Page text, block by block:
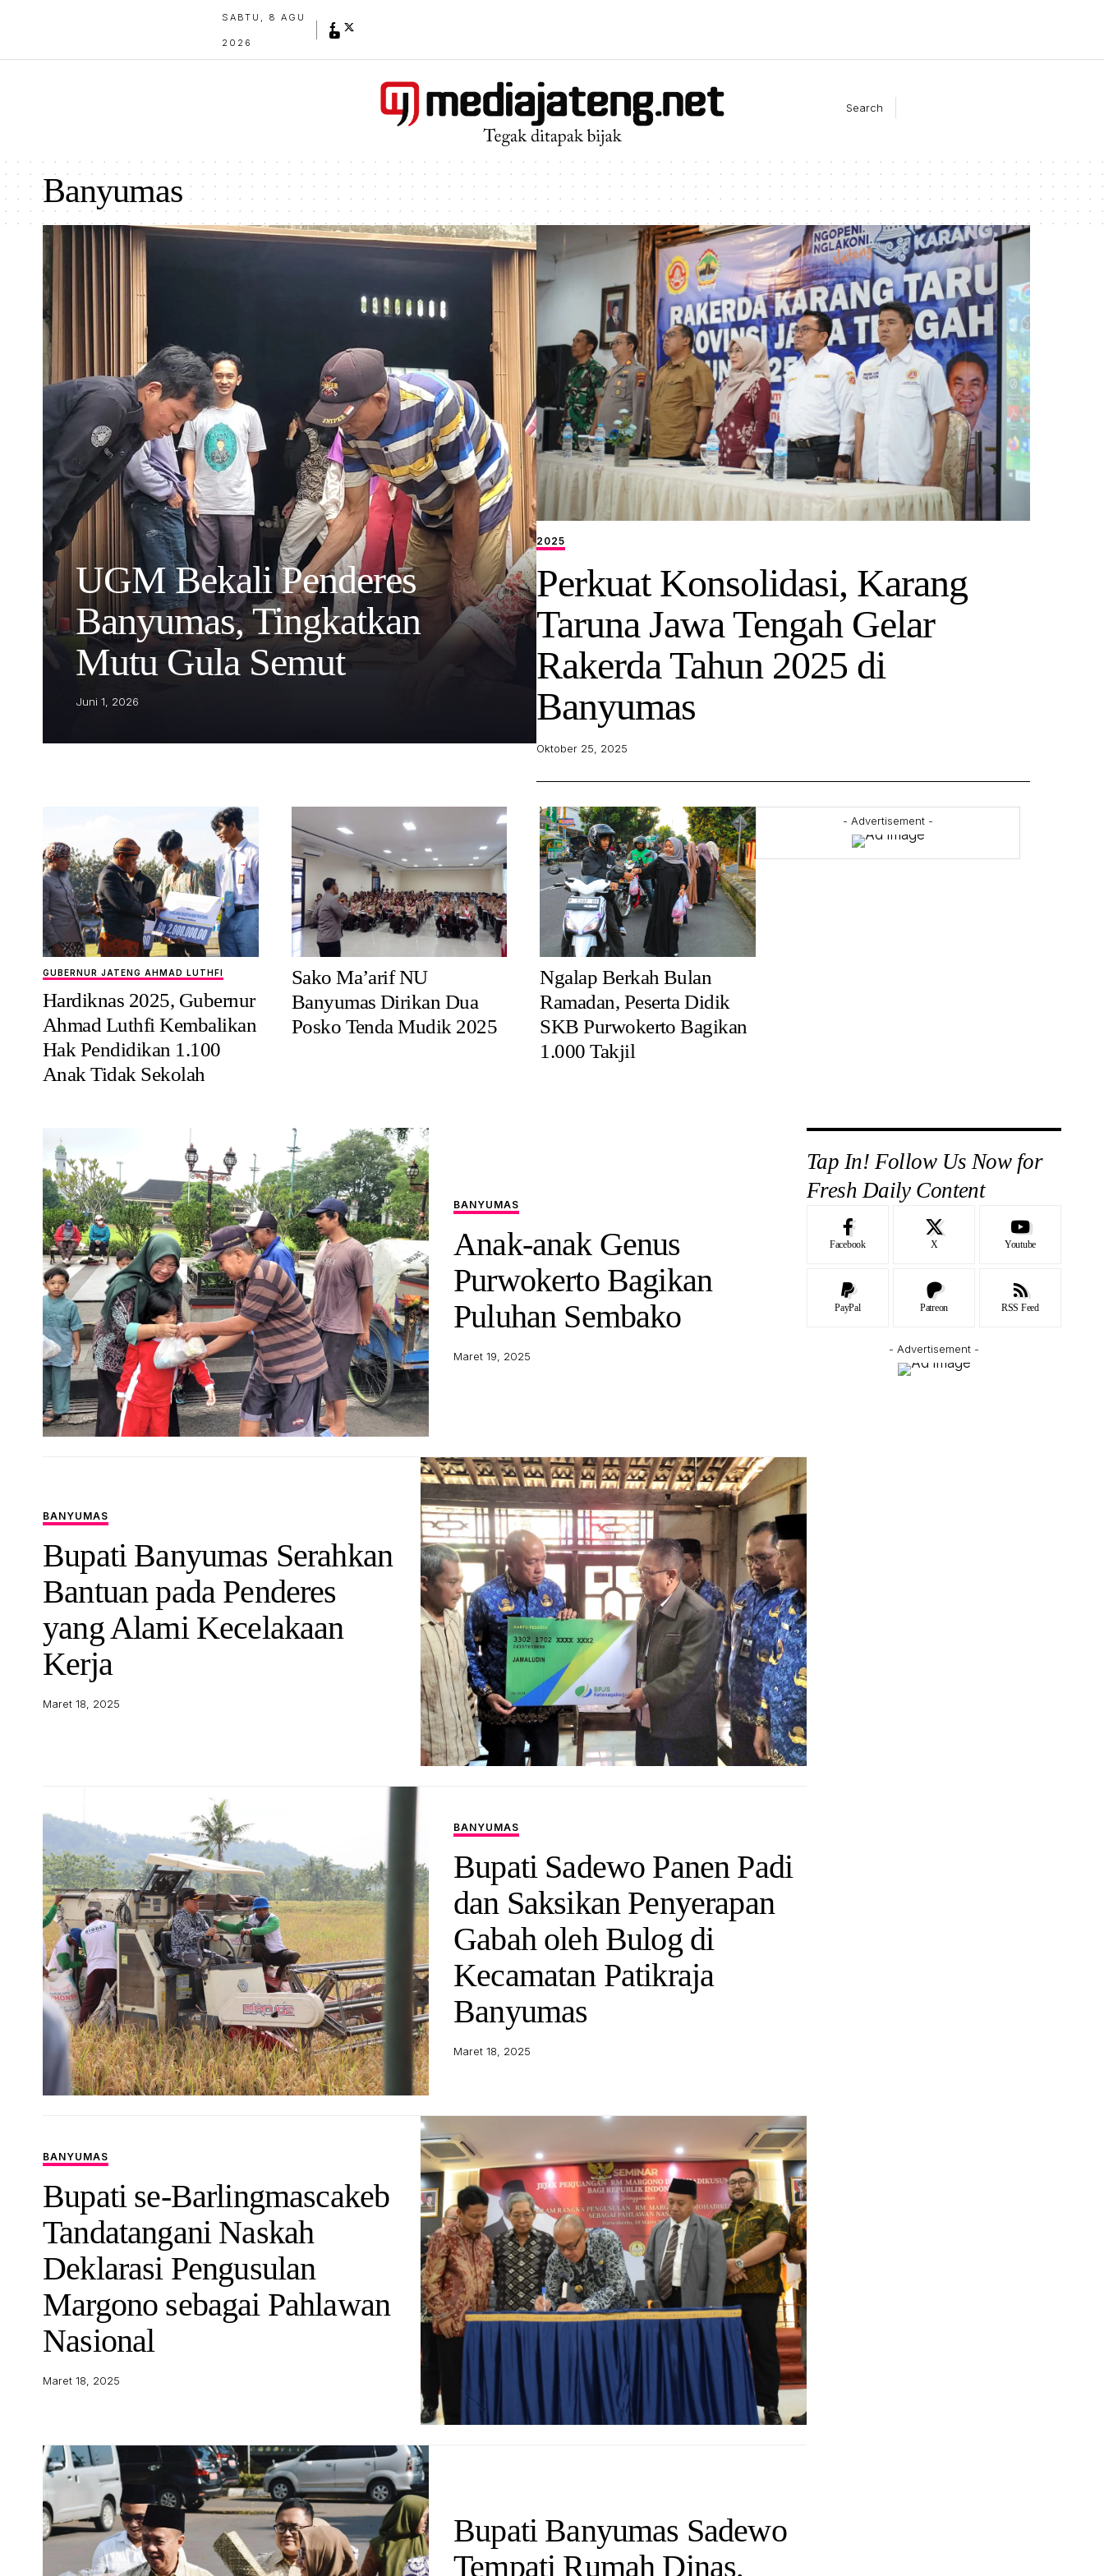
SABTU, 8 AGU
2026
Search
Banyumas
UGM Bekali Penderes
Banyumas, Tingkatkan
Mutu Gula Semut
Juni 1, 2026
2025
Perkuat Konsolidasi, Karang
Taruna Jawa Tengah Gelar
Rakerda Tahun 2025 di
Banyumas
Oktober 25, 2025
GUBERNUR JATENG AHMAD LUTHFI
Hardiknas 2025, Gubernur
Ahmad Luthfi Kembalikan
Hak Pendidikan 1.100
Anak Tidak Sekolah
Sako Ma’arif NU
Banyumas Dirikan Dua
Posko Tenda Mudik 2025
Ngalap Berkah Bulan
Ramadan, Peserta Didik
SKB Purwokerto Bagikan
1.000 Takjil
- Advertisement -
BANYUMAS
Anak-anak Genus
Purwokerto Bagikan
Puluhan Sembako
Maret 19, 2025
BANYUMAS
Bupati Banyumas Serahkan
Bantuan pada Penderes
yang Alami Kecelakaan
Kerja
Maret 18, 2025
BANYUMAS
Bupati Sadewo Panen Padi
dan Saksikan Penyerapan
Gabah oleh Bulog di
Kecamatan Patikraja
Banyumas
Maret 18, 2025
BANYUMAS
Bupati se-Barlingmascakeb
Tandatangani Naskah
Deklarasi Pengusulan
Margono sebagai Pahlawan
Nasional
Maret 18, 2025
Bupati Banyumas Sadewo
Tempati Rumah Dinas,
Tap In! Follow Us Now for
Fresh Daily Content
Facebook X Youtube
PayPal Patreon RSS Feed
- Advertisement -